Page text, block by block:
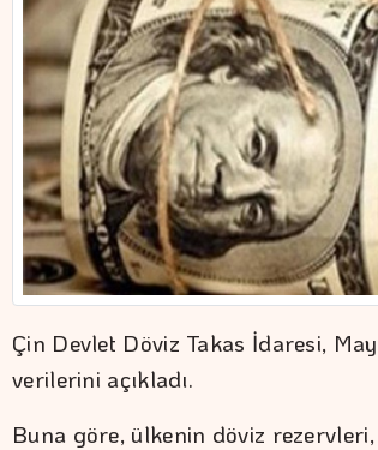
Çin Devlet Döviz Takas İdaresi,
verilerini açıkladı.
Buna göre, ülkenin döviz